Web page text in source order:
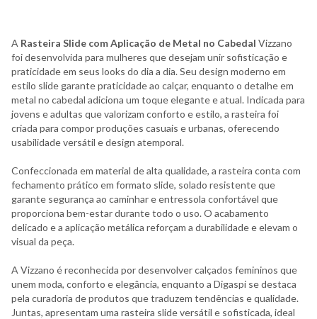
A Rasteira Slide com Aplicação de Metal no Cabedal Vizzano
foi desenvolvida para mulheres que desejam unir sofisticação e
praticidade em seus looks do dia a dia. Seu design moderno em
estilo slide garante praticidade ao calçar, enquanto o detalhe em
metal no cabedal adiciona um toque elegante e atual. Indicada para
jovens e adultas que valorizam conforto e estilo, a rasteira foi
criada para compor produções casuais e urbanas, oferecendo
usabilidade versátil e design atemporal.
Confeccionada em material de alta qualidade, a rasteira conta com
fechamento prático em formato slide, solado resistente que
garante segurança ao caminhar e entressola confortável que
proporciona bem-estar durante todo o uso. O acabamento
delicado e a aplicação metálica reforçam a durabilidade e elevam o
visual da peça.
A Vizzano é reconhecida por desenvolver calçados femininos que
unem moda, conforto e elegância, enquanto a Digaspi se destaca
pela curadoria de produtos que traduzem tendências e qualidade.
Juntas, apresentam uma rasteira slide versátil e sofisticada, ideal